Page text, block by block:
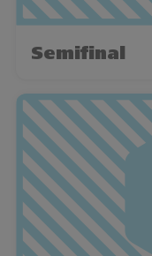
Semifinal